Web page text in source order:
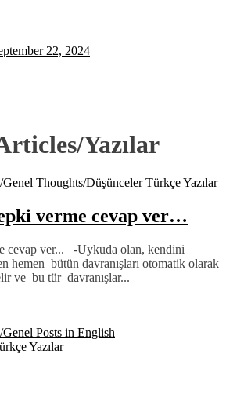
22, 2024
Yazılar
Genel Thoughts/DüşüncelerTürkçe Yazılar
verme cevap ver…
cevap ver... -Uykuda olan, kendini
hemen bütün davranışları otomatik olarak
ve bu tür davranışlar...
Genel Posts in English
Yazılar